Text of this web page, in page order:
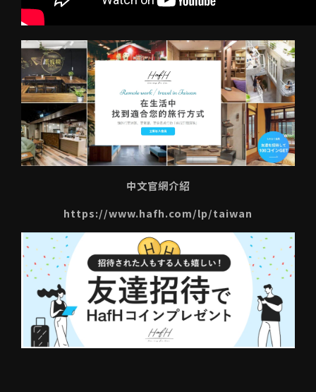
中文官網介紹
https://www.hafh.com/lp/taiwan